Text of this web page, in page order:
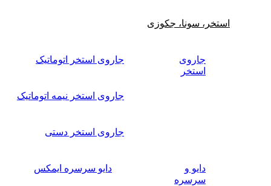
استخر، سونا، جکوزی
جاروی
استخر
جاروی استخر اتوماتیک
جاروی استخر نیمه اتوماتیک
جاروی استخر دستی
دایو و
سرسره
دایو سرسره ایمکس